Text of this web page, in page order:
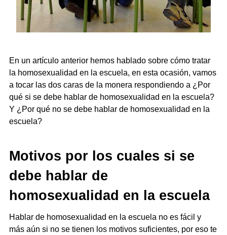
En un artículo anterior hemos hablado sobre cómo tratar
la homosexualidad en la escuela, en esta ocasión, vamos
a tocar las dos caras de la monera respondiendo a ¿Por
qué si se debe hablar de homosexualidad en la escuela?
Y ¿Por qué no se debe hablar de homosexualidad en la
escuela?
Motivos por los cuales si se
debe hablar de
homosexualidad en la escuela
Hablar de homosexualidad en la escuela no es fácil y
más aún si no se tienen los motivos suficientes, por eso te